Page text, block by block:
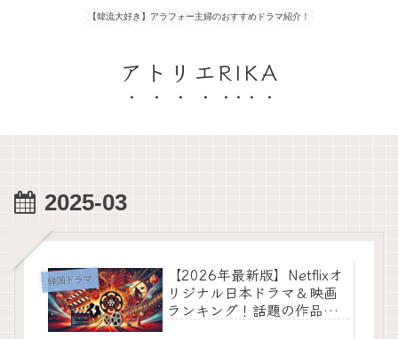
【韓流大好き】アラフォー主婦のおすすめドラマ紹介！
アトリエRIKA
2025-03
韓国ドラマ
【2026年最新版】Netflixオ
リジナル日本ドラマ＆映画
ランキング！話題の作品を